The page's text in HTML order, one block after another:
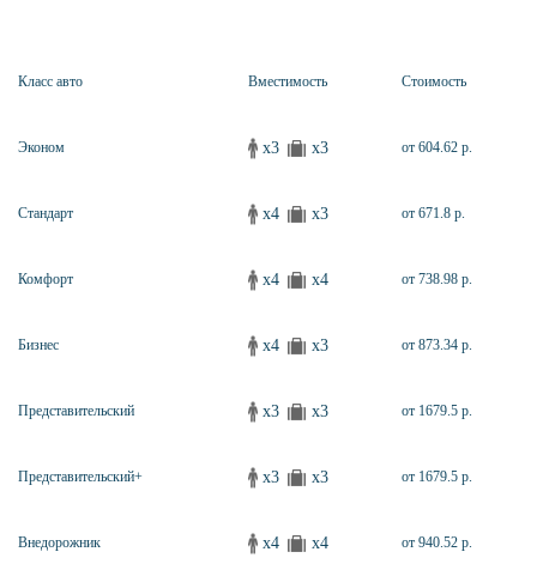
Класс авто Вместимость Стоимость
Эконом x3 x3 от 604.62 р.
Стандарт x4 x3 от 671.8 р.
Комфорт x4 x4 от 738.98 р.
Бизнес x4 x3 от 873.34 р.
Представительский x3 x3 от 1679.5 р.
Представительский+ x3 x3 от 1679.5 р.
Внедорожник x4 x4 от 940.52 р.